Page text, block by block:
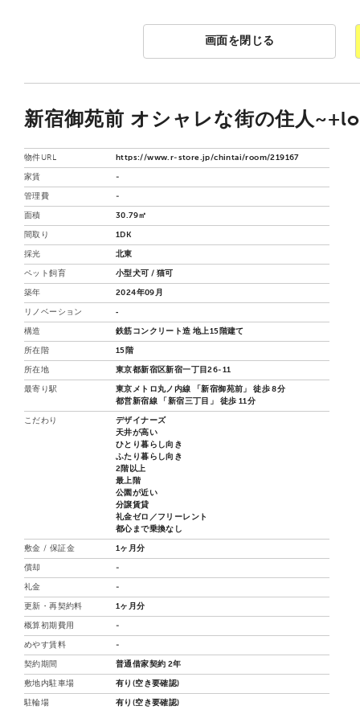
画面を閉じる
新宿御苑前 オシャレな街の住人
物件URL https://www.r-store.jp/chintai/room/219167
家賃 -
管理費 -
面積 30.79㎡
間取り 1DK
採光 北東
ペット飼育 小型犬可 / 猫可
築年 2024年09月
リノベーション ‐
構造 鉄筋コンクリート造 地上15階建て
所在階 15階
所在地 東京都新宿区新宿一丁目26-11
最寄り駅
東京メトロ丸ノ内線 「新宿御苑前」 徒歩 8分
都営新宿線 「新宿三丁目」 徒歩 11分
こだわり
デザイナーズ
天井が高い
ひとり暮らし向き
ふたり暮らし向き
2階以上
最上階
公園が近い
分譲賃貸
礼金ゼロ／フリーレント
都心まで乗換なし
敷金 / 保証金 1ヶ月分
償却 -
礼金 -
更新・再契約料 1ヶ月分
概算初期費用 -
めやす賃料 -
契約期間 普通借家契約 2年
敷地内駐車場 有り(空き要確認)
駐輪場
有り(空き要確認)